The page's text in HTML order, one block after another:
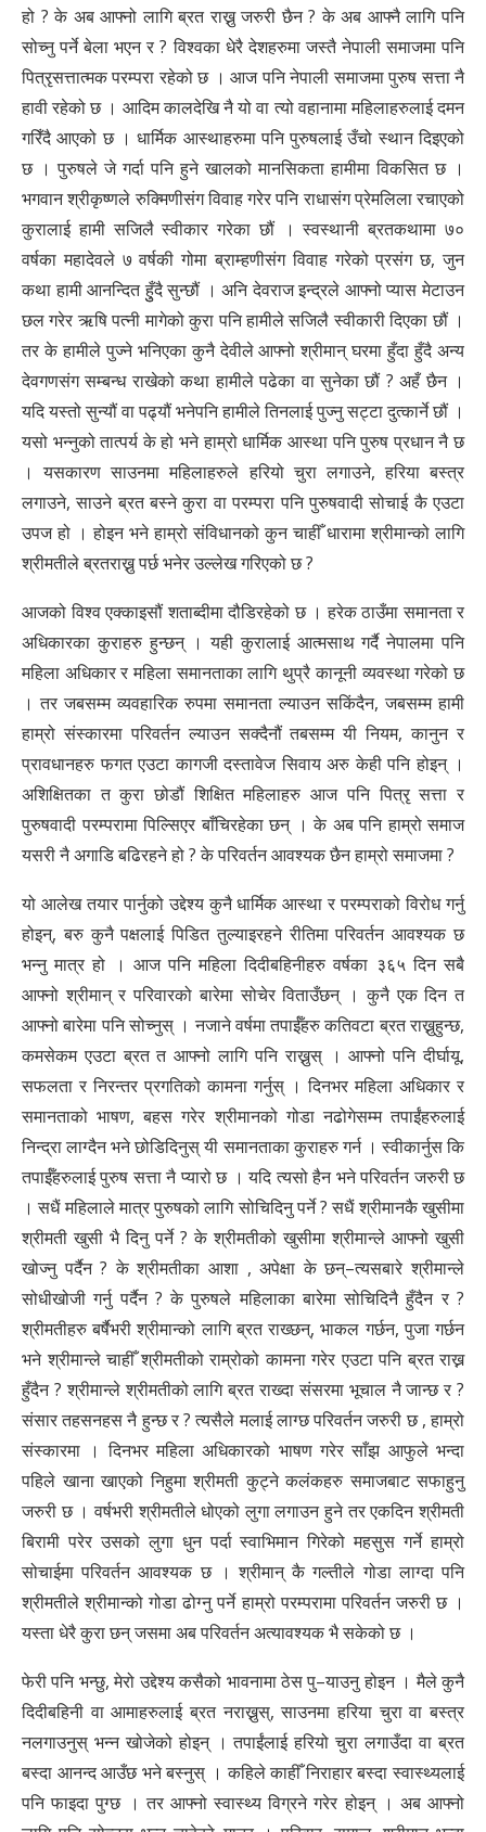
हो ? के अब आफ्नो लागि ब्रत राख्नु जरुरी छैन ? के अब आफ्नै लागि पनि
सोच्नु पर्ने बेला भएन र ?विश्वका धेरै देशहरुमा जस्तै नेपाली समाजमा पनि
पित्रृसत्तात्मक परम्परा रहेकोछ । आज पनि नेपाली समाजमा पुरुष सत्ता नै
हावी रहेको छ । आदिम कालदेखि नै यो वा त्यो वहानामा महिलाहरुलाई दमन
गरिँदै आएको छ । धार्मिक आस्थाहरुमा पनि पुरुषलाई उँचो स्थान दिइएको
छ । पुरुषले जे गर्दा पनि हुने खालको मानसिकता हामीमा विकसितछ ।
भगवान श्रीकृष्णले रुक्मिणीसंग विवाह गरेर पनि राधासंग प्रेमलिला रचाएको
कुरालाई हामी सजिलै स्वीकार गरेका छौं । स्वस्थानी ब्रतकथामा ७०
वर्षका महादेवले ७ वर्षकी गोमा ब्राम्हणीसंग विवाह गरेको प्रसंग छ, जुन
कथा हामी आनन्दित हुुँदै सुन्छौं । अनि देवराज इन्द्रले आफ्नो प्यास मेटाउन
छल गरेर ऋषि पत्नी मागेको कुरा पनि हामीले सजिलै स्वीकारी दिएका छौं ।
तर के हामीले पुज्ने भनिएका कुनै देवीले आफ्नो श्रीमान् घरमा हुँदा हुँदै अन्य
देवगणसंग सम्बन्ध राखेको कथा हामीले पढेका वा सुनेका छौं ? अहँ छैन ।
यदि यस्तो सुन्यौं वा पढ्यौं भनेपनि हामीले तिनलाई पुज्नु सट्टा दुत्कार्नेछौं ।
यसो भन्नुको तात्पर्य के हो भने हाम्रो धार्मिक आस्था पनि पुरुष प्रधान नै छ
। यसकारण साउनमा महिलाहरुले हरियो चुरा लगाउने, हरिया बस्त्र
लगाउने, साउने ब्रत बस्ने कुरा वा परम्परा पनि पुरुषवादी सोचाई कै एउटा
उपज हो । होइन भने हाम्रो संविधानको कुन चाहीँ धारामा श्रीमान्को लागि
श्रीमतीले ब्रतराख्नु पर्छ भनेर उल्लेख गरिएको छ ?
आजको विश्व एक्काइसौं शताब्दीमा दौडिरहेको छ । हरेक ठाउँमा समानता र
अधिकारका कुराहरु हुन्छन् । यही कुरालाई आत्मसाथ गर्दै नेपालमा पनि
महिला अधिकार र महिला समानताका लागि थुप्रै कानूनी व्यवस्था गरेको छ
। तर जबसम्म व्यवहारिक रुपमा समानता ल्याउन सकिंदैन, जबसम्म हामी
हाम्रो संस्कारमा परिवर्तन ल्याउन सक्दैनौं तबसम्म यी नियम, कानुन र
प्रावधानहरु फगत एउटा कागजी दस्तावेज सिवाय अरु केही पनि होइन् ।
अशिक्षितका त कुरा छोडौं शिक्षित महिलाहरु आज पनि पित्रृ सत्ता र
पुरुषवादी परम्परामा पिल्सिएर बाँचिरहेका छन् । के अब पनि हाम्रो समाज
यसरी नै अगाडि बढिरहने हो ? के परिवर्तन आवश्यक छैन हाम्रो समाजमा ?
यो आलेख तयार पार्नुको उद्देश्य कुनै धार्मिक आस्था र परम्पराको विरोध गर्नु
होइन्, बरु कुनै पक्षलाई पिडित तुल्याइरहने रीतिमा परिवर्तन आवश्यक छ
भन्नु मात्र हो । आज पनि महिला दिदीबहिनीहरु वर्षका ३६५ दिन सबै
आफ्नो श्रीमान् र परिवारको बारेमा सोचेर विताउँछन् । कुनै एक दिन त
आफ्नो बारेमा पनि सोच्नुस् । नजाने वर्षमा तपाईँहरु कतिवटा ब्रत राख्नुहुन्छ,
कमसेकम एउटा ब्रत त आफ्नो लागि पनि राख्नुस् । आफ्नो पनि दीर्घायू,
सफलता र निरन्तर प्रगतिको कामना गर्नुस् । दिनभर महिला अधिकार र
समानताको भाषण, बहस गरेर श्रीमानको गोडा नढोगेसम्म तपाईंहरुलाई
निन्द्रा लाग्दैन भने छोडिदिनुस् यी समानताका कुराहरु गर्न । स्वीकार्नुस कि
तपाईँहरुलाई पुरुष सत्ता नै प्यारो छ । यदि त्यसो हैन भने परिवर्तन जरुरी छ
। सधैं महिलाले मात्र पुरुषको लागि सोचिदिनु पर्ने ? सधैं श्रीमानकै खुसीमा
श्रीमती खुसी भै दिनु पर्ने ? के श्रीमतीको खुसीमा श्रीमान्ले आफ्नो खुसी
खोज्नु पर्दैन ? के श्रीमतीका आशा , अपेक्षा के छन्–त्यसबारे श्रीमान्ले
सोधीखोजी गर्नु पर्दैन ? के पुरुषले महिलाका बारेमा सोचिदिनै हुँदैन र ?
श्रीमतीहरु बर्षैभरी श्रीमान्को लागि ब्रत राख्छन्, भाकल गर्छन, पुजा गर्छन
भने श्रीमान्ले चाहीँ श्रीमतीको राम्रोको कामना गरेर एउटा पनि ब्रत राख्न
हुँदैन ? श्रीमान्ले श्रीमतीको लागि ब्रत राख्दा संसरमा भूचाल नै जान्छ र ?
संसार तहसनहस नै हुन्छ र ? त्यसैले मलाई लाग्छ परिवर्तन जरुरी छ , हाम्रो
संस्कारमा । दिनभर महिला अधिकारको भाषण गरेर साँझ आफुले भन्दा
पहिले खाना खाएको निहुमा श्रीमती कुट्ने कलंकहरु समाजबाट सफाहुनु
जरुरी छ । वर्षभरी श्रीमतीले धोएको लुगा लगाउन हुने तर एकदिन श्रीमती
बिरामी परेर उसको लुगा धुन पर्दा स्वाभिमान गिरेको महसुस गर्ने हाम्रो
सोचाईमा परिवर्तन आवश्यक छ । श्रीमान् कै गल्तीले गोडा लाग्दा पनि
श्रीमतीले श्रीमान्को गोडा ढोग्नु पर्ने हाम्रो परम्परामा परिवर्तन जरुरी छ ।
यस्ता धेरै कुरा छन् जसमा अब परिवर्तन अत्यावश्यक भै सकेको छ ।
फेरी पनि भन्छु, मेरो उद्देश्य कसैको भावनामा ठेस पु–याउनु होइन । मैले कुनै
दिदीबहिनी वा आमाहरुलाई ब्रत नराख्नुस्, साउनमा हरिया चुरा वा बस्त्र
नलगाउनुस् भन्न खोजेको होइन् । तपाईंलाई हरियो चुरा लगाउँदा वा ब्रत
बस्दा आनन्द आउँछ भने बस्नुस् । कहिले काहीँ निराहार बस्दा स्वास्थ्यलाई
पनि फाइदा पुग्छ । तर आफ्नो स्वास्थ्य विग्रने गरेर होइन् । अब आफ्नो